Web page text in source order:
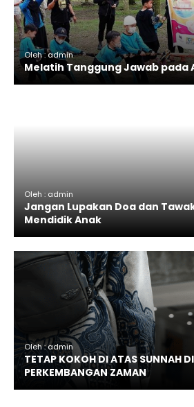
Oleh : admin
Melatih Tanggung Jawab pada
Oleh : admin
Jangan Lupakan Doa dan
Mendidik Anak
Oleh : admin
TETAP KOKOH DI ATAS SUNNAH
PERKEMBANGAN ZAMAN